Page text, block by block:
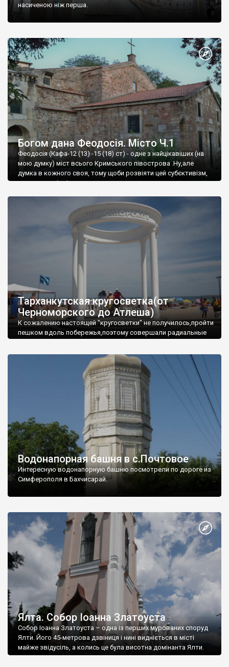
насиченою ніж перша.
Богом дана Феодосія. Місто Ч.1
Феодосія (Кафа-12 (13) -15 (18) ст) - одне з найцікавіших (на
мою думку) міст всього Кримського півострова .Ну,але
думка в кожного своя, тому щоби розвіяти цей субєктивізм,
запрошую відвідати це
Тарханкутская кругосветка(от
Черноморского до Атлеша)
К сожалению настоящей "кругосветки" не получилось,пройти
пешком вдоль побережья,поэтому совершали радиальные
Водонапорная башня в с.Почтовое
Интересную водонапорную башню посмотрели по дороге из
Симферополя в Бахчисарай.
Ялта. Собор Іоанна Златоуста
Собор Іоанна Златоуста – одна із перших мурованих споруд
Ялти. Його 45-метрова дзвіниця і нині видніється в місті
майже звідусіль, а колись це була висотна домінанта Ялти.